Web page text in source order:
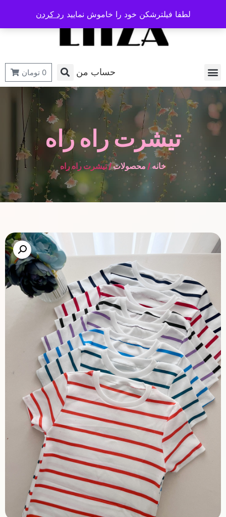
حساب من 0 تومان
تیشرت راه راه
خانه/ محصولات/ تیشرت راه راه
لطفا فیلترشکن خود را خاموش نمایید رد کردن